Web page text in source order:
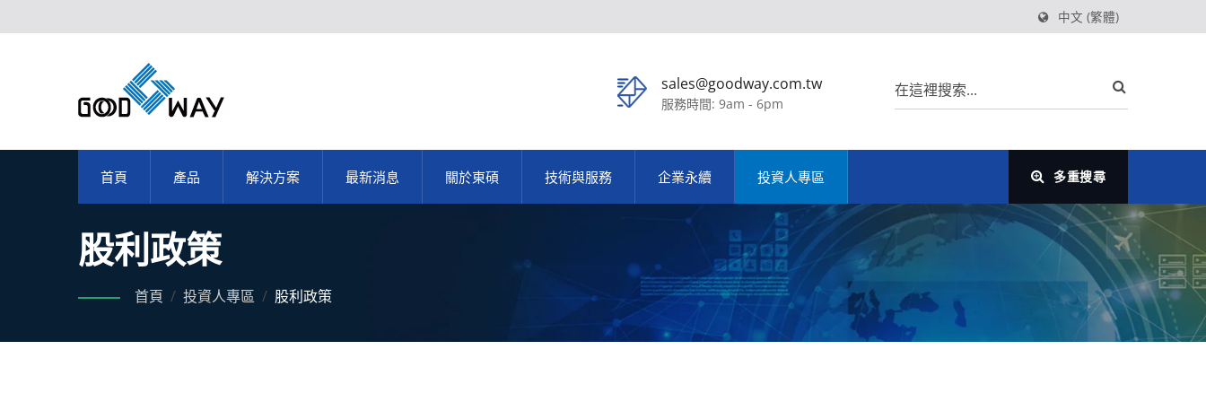
中文 (繁體)
sales@goodway.com.tw
服務時間: 9am - 6pm
首頁 產品 解決方案 最新消息 關於東碩 技術與服務 企業永續 投資人專區 多重搜尋
股利政策
首頁 / 投資人專區 / 股利政策